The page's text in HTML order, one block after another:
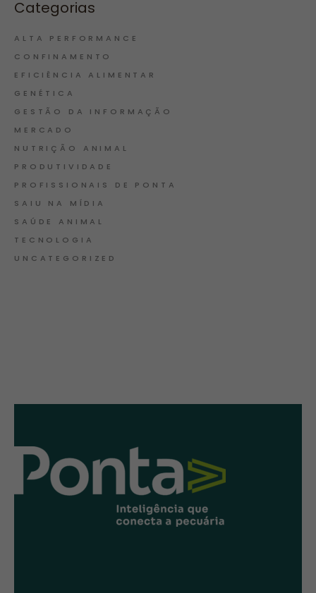
Categorias
ALTA PERFORMANCE
CONFINAMENTO
EFICIÊNCIA ALIMENTAR
GENÉTICA
GESTÃO DA INFORMAÇÃO
MERCADO
NUTRIÇÃO ANIMAL
PRODUTIVIDADE
PROFISSIONAIS DE PONTA
SAIU NA MÍDIA
SAÚDE ANIMAL
TECNOLOGIA
UNCATEGORIZED